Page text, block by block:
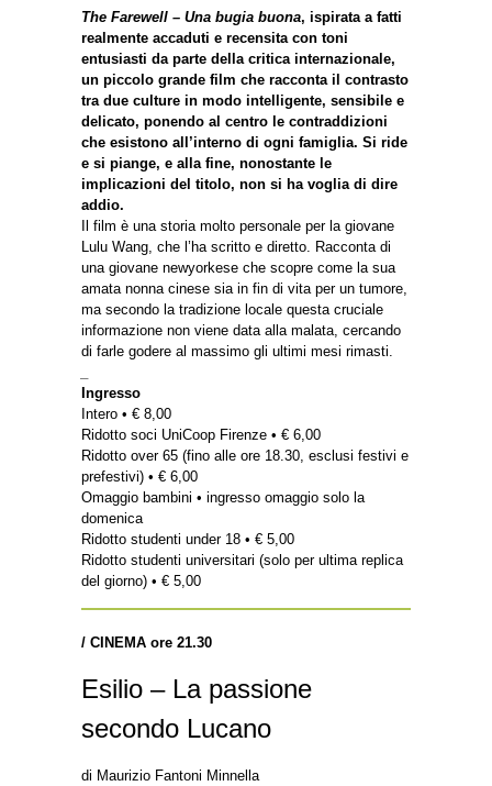
The Farewell – Una bugia buona, ispirata a fatti
realmente accaduti e recensita con toni
entusiasti da parte della critica internazionale,
un piccolo grande film che racconta il contrasto
tra due culture in modo intelligente, sensibile e
delicato, ponendo al centro le contraddizioni
che esistono all’interno di ogni famiglia. Si ride
e si piange, e alla fine, nonostante le
implicazioni del titolo, non si ha voglia di dire
addio.
Il film è una storia molto personale per la giovane
Lulu Wang, che l’ha scritto e diretto. Racconta di
una giovane newyorkese che scopre come la sua
amata nonna cinese sia in fin di vita per un tumore,
ma secondo la tradizione locale questa cruciale
informazione non viene data alla malata, cercando
di farle godere al massimo gli ultimi mesi rimasti.
Ingresso
Intero • € 8,00
Ridotto soci UniCoop Firenze • € 6,00
Ridotto over 65 (fino alle ore 18.30, esclusi festivi e
prefestivi) • € 6,00
Omaggio bambini • ingresso omaggio solo la
domenica
Ridotto studenti under 18 • € 5,00
Ridotto studenti universitari (solo per ultima replica
del giorno) • € 5,00
/ CINEMA ore 21.30
Esilio – La passione
secondo Lucano
di Maurizio Fantoni Minnella